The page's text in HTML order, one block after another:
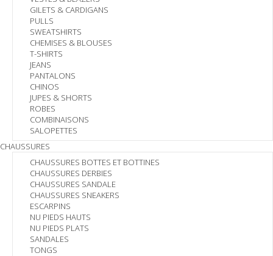
GILETS & CARDIGANS
PULLS
SWEATSHIRTS
CHEMISES & BLOUSES
T-SHIRTS
JEANS
PANTALONS
CHINOS
JUPES & SHORTS
ROBES
COMBINAISONS
SALOPETTES
CHAUSSURES
CHAUSSURES BOTTES ET BOTTINES
CHAUSSURES DERBIES
CHAUSSURES SANDALE
CHAUSSURES SNEAKERS
ESCARPINS
NU PIEDS HAUTS
NU PIEDS PLATS
SANDALES
TONGS